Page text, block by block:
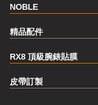
NOBLE
精品配件
RX8 頂級腕錶貼膜
皮帶訂製